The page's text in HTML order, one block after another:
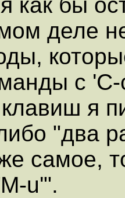
деле
с 'C-
я
"два
самое,
u'".